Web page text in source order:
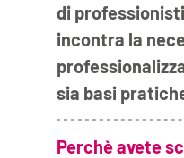
di
incontra la
sia basi
Perchè avete